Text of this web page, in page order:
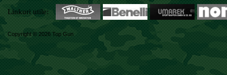
Linkuri utile:
Copyright © 2026 Top Gun